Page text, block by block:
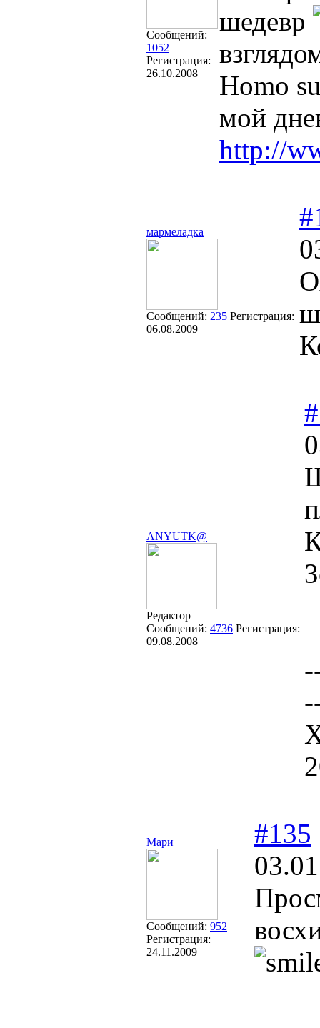
Сообщений:
1052
Регистрация:
26.10.2008
шедевр
Homo
мой
http://
мармеладка
Сообщений: 235 Регистрация:
06.08.2009
ANYUTK@
Редактор
Сообщений: 4736 Регистрация:
09.08.2008
Мари
Сообщений: 952
Регистрация:
24.11.2009
#135